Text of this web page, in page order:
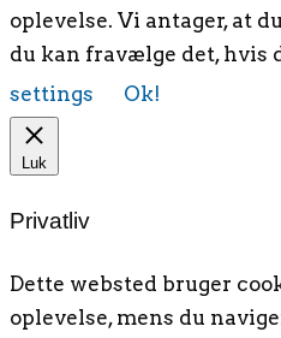
oplevelse. Vi antager, at
du kan fravælge det, hvis
settings
Ok!
Luk
Privatliv
Dette websted bruger
oplevelse, mens du